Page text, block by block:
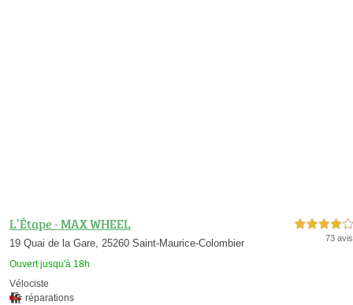
L’Étape - MAX WHEEL
19 Quai de la Gare, 25260 Saint-Maurice-Colombier
Ouvert jusqu'à 18h
4,0 étoiles sur 5
73 avis
Vélociste
réparations